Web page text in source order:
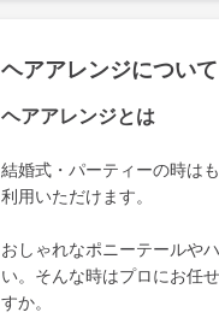
ヘアアレンジについて
ヘアアレンジとは
結婚式・パーティーの時は
利用いただけます。
おしゃれなポニーテールや
い。そんな時はプロにお任
すか。